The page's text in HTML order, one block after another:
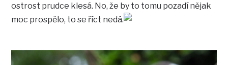
ostrost prudce klesá. No, že by to tomu pozadí nějak
moc prospělo, to se říct nedá.